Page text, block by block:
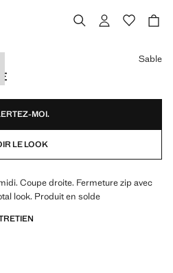
Sable
MOI.
LE LOOK
Coupe droite. Fermeture zip avec
look. Produit en solde